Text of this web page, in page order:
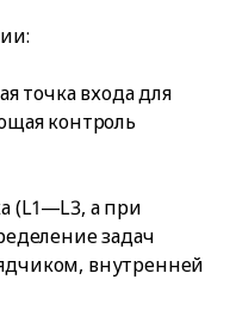
точка входа для
контроль
(L1—L3, а при
задач
внутренней